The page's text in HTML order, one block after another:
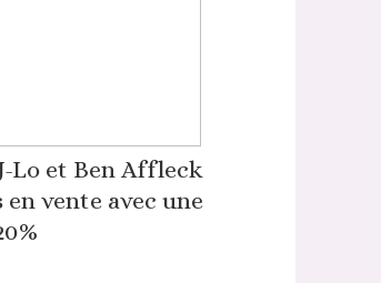
Lo et Ben Affleck
vente avec une